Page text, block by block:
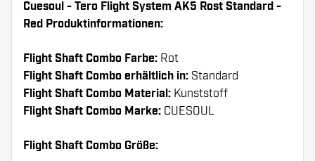
Cuesoul - Tero Flight System AK5 Rost Standard -
Red Produktinformationen:
Flight Shaft Combo Farbe: Rot
Flight Shaft Combo erhältlich in: Standard
Flight Shaft Combo Material: Kunststoff
Flight Shaft Combo Marke: CUESOUL
Flight Shaft Combo Größe: